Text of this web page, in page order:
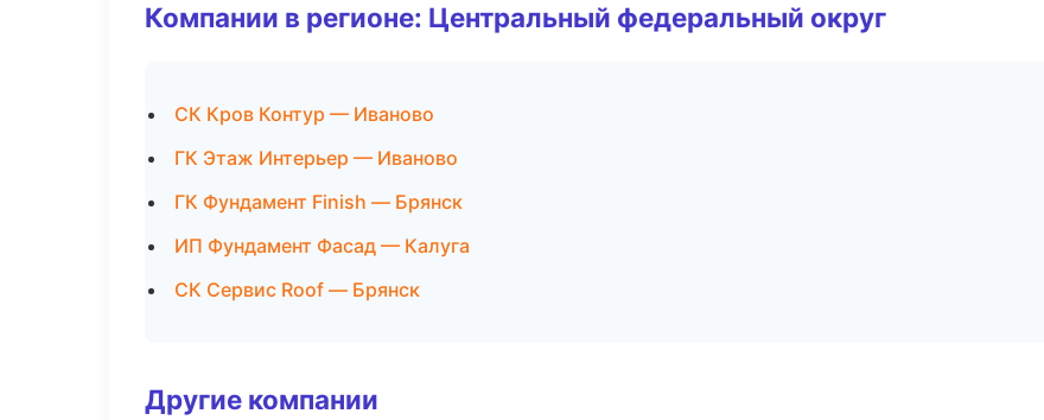
Компании в регионе: Центральный федеральный округ
СК Кров Контур — Иваново
ГК Этаж Интерьер — Иваново
ГК Фундамент Finish — Брянск
ИП Фундамент Фасад — Калуга
СК Сервис Roof — Брянск
Другие компании